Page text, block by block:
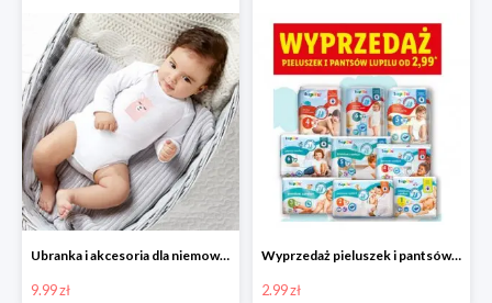
Ubranka i akcesoria dla niemowląt w Lidlu od 9,99 zł
9.99 zł
Wyprzedaż pieluszek i pantsów LUPILU od 2,99 zł
2.99 zł